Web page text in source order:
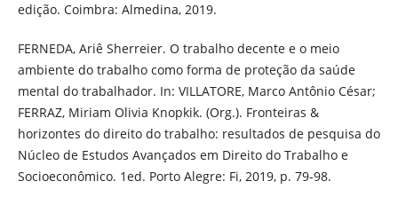
edição. Coimbra: Almedina, 2019.
FERNEDA, Ariê Sherreier. O trabalho decente e o meio
ambiente do trabalho como forma de proteção da saúde
mental do trabalhador. In: VILLATORE, Marco Antônio César;
FERRAZ, Miriam Olivia Knopkik. (Org.). Fronteiras &
horizontes do direito do trabalho: resultados de pesquisa do
Núcleo de Estudos Avançados em Direito do Trabalho e
Socioeconômico. 1ed. Porto Alegre: Fi, 2019, p. 79-98.